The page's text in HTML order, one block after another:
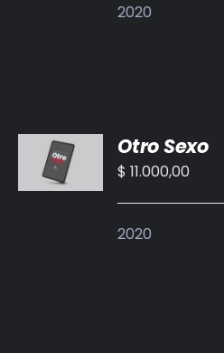
2020
AL
CARRITO
/
Otro Sexo
$ 11.000,00
2020